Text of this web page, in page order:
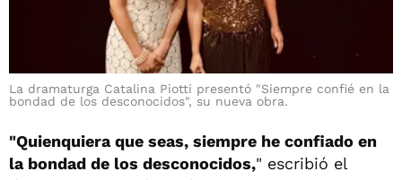
La dramaturga Catalina Piotti presentó "Siempre confié en la
bondad de los desconocidos", su nueva obra.
"Quienquiera que seas, siempre he confiado en
la bondad de los desconocidos," escribió el